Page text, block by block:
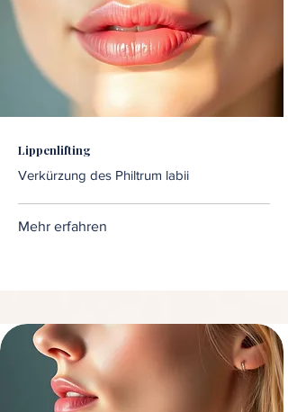
Lippenlifting
Verkürzung des Philtrum labii
Mehr erfahren